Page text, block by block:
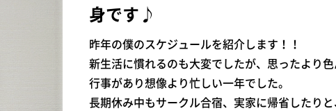
身です♪
昨年の僕のスケジュールを紹介します！！
新生活に慣れるのも大変でしたが、思ったより
行事があり想像より忙しい一年でした。
長期休み中もサークル合宿、実家に帰省したり